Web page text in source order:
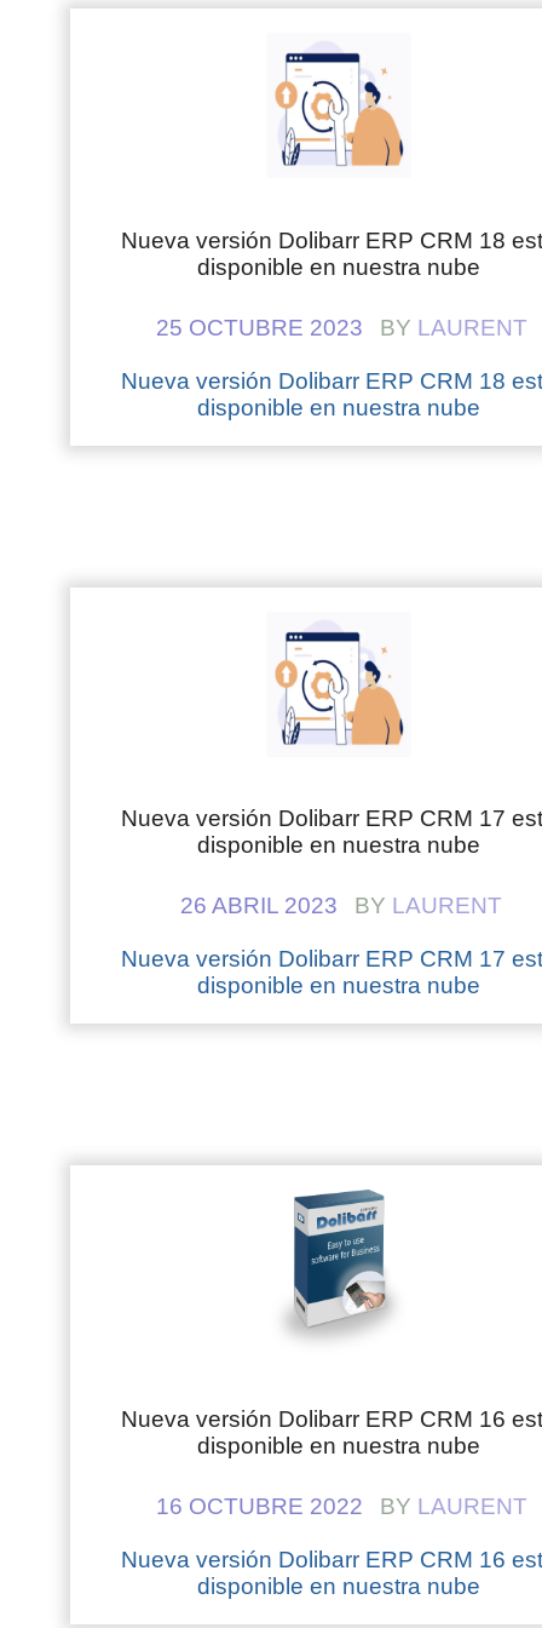
Nueva versión Dolibarr ERP CRM 18
disponible en nuestra nube
25 OCTUBRE 2023 BY LAURENT
Nueva versión Dolibarr ERP CRM 18
disponible en nuestra nube
Nueva versión Dolibarr ERP CRM 17
disponible en nuestra nube
26 ABRIL 2023 BY LAURENT
Nueva versión Dolibarr ERP CRM 17
disponible en nuestra nube
Nueva versión Dolibarr ERP CRM 16
disponible en nuestra nube
16 OCTUBRE 2022 BY LAURENT
Nueva versión Dolibarr ERP CRM 16
disponible en nuestra nube